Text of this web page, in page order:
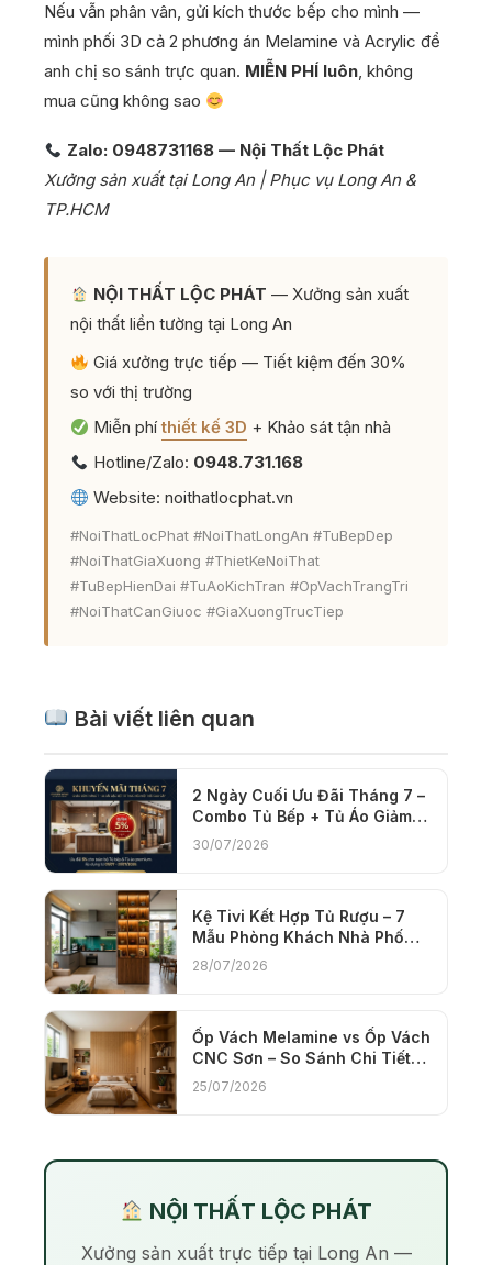
Nếu vẫn phân vân, gửi kích thước bếp cho mình —
mình phối 3D cả 2 phương án Melamine và Acrylic để
anh chị so sánh trực quan. MIỄN PHÍ luôn, không
mua cũng không sao
Zalo: 0948731168 — Nội Thất Lộc Phát
Xưởng sản xuất tại Long An | Phục vụ Long An &
TP.HCM
NỘI THẤT LỘC PHÁT — Xưởng sản xuất
nội thất liền tường tại Long An
Giá xưởng trực tiếp — Tiết kiệm đến 30%
so với thị trường
Miễn phíthiết kế 3D + Khảo sát tận nhà
Hotline/Zalo: 0948.731.168
Website:noithatlocphat.vn
#NoiThatLocPhat #NoiThatLongAn #TuBepDep
#NoiThatGiaXuong #ThietKeNoiThat
#TuBepHienDai #TuAoKichTran #OpVachTrangTri
#NoiThatCanGiuoc #GiaXuongTrucTiep
Bài viết liên quan
2 Ngày Cuối Ưu Đãi Tháng 7 –
Combo Tủ Bếp + Tủ Áo Giảm
5%
30/07/2026
Kệ Tivi Kết Hợp Tủ Rượu – 7
Mẫu Phòng Khách Nhà Phố
Sang Trọng Nhất
28/07/2026
Ốp Vách Melamine vs Ốp Vách
CNC Sơn – So Sánh Chi Tiết
Giá và Thẩm Mỹ
25/07/2026
NỘI THẤT LỘC PHÁT
Xưởng sản xuất trực tiếp tại Long An —